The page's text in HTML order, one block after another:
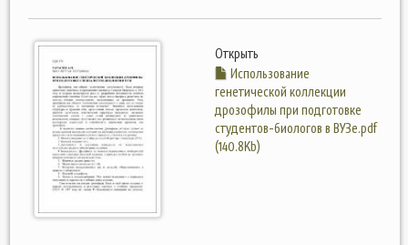
Открыть
Использование
генетической коллекции
дрозофилы при подготовке
студентов-биологов в ВУЗе.pdf
(140.8Kb)